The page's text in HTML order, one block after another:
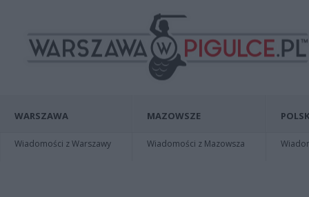
WARSZAWA
Wiadomości z Warszawy
MAZOWSZE
Wiadomości z Mazowsza